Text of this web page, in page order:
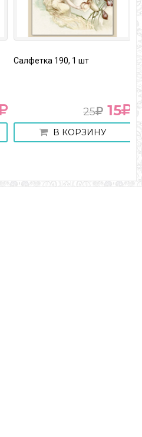
Салфетка 190, 1 шт
25 15
В КОРЗИНУ